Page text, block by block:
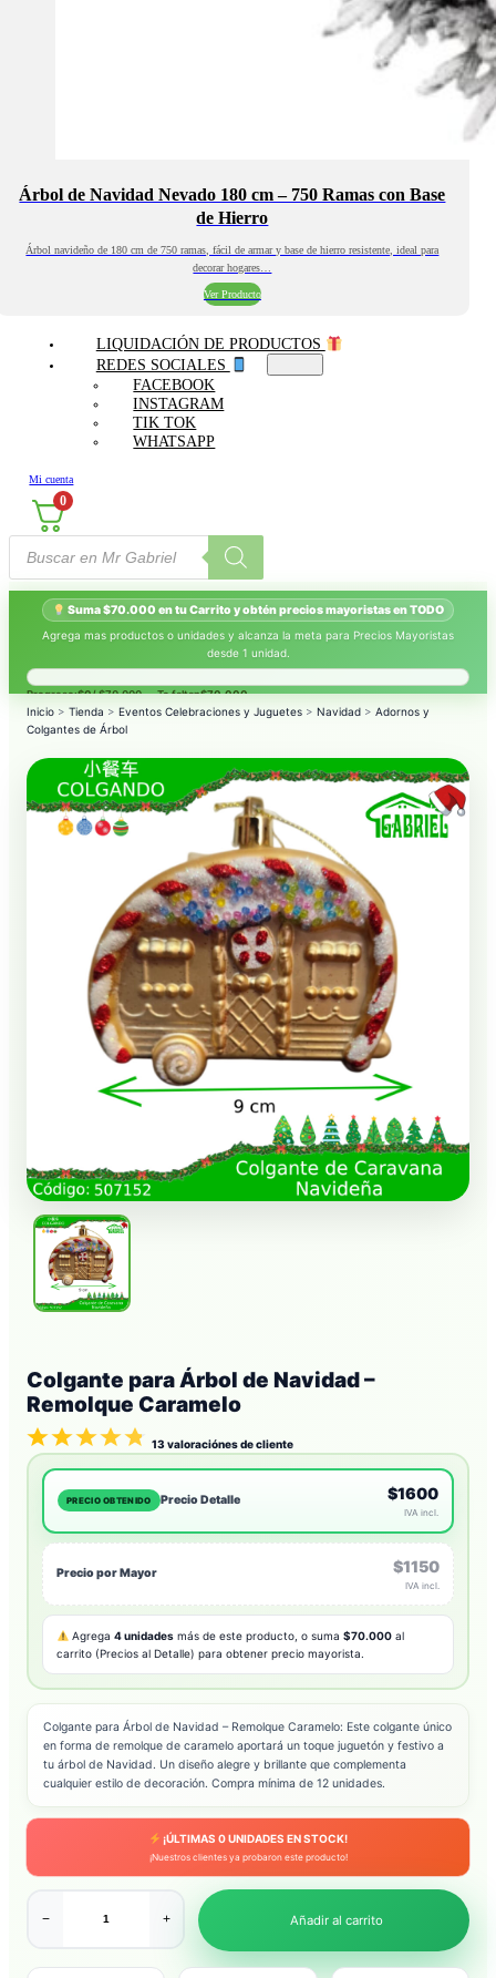
Árbol de Navidad Nevado 180 cm – 750 Ramas con Base
de Hierro
Árbol navideño de 180 cm de 750 ramas, fácil de armar y base de hierro resistente, ideal para
decorar hogares…
Ver Producto
LIQUIDACIÓN DE PRODUCTOS
REDES SOCIALES
FACEBOOK
INSTAGRAM
TIK TOK
WHATSAPP
Mi cuenta
0
Búsqueda
productos
Suma $70.000 en tu Carrito y obtén precios mayoristas en TODO
Agrega mas productos o unidades y alcanza la meta para Precios Mayoristas
desde 1 unidad.
Progreso:$0/ $70.000 — Te faltan$70.000.
Inicio > Tienda > Eventos Celebraciones y Juguetes > Navidad > Adornos y
Colgantes de Árbol
Colgante para Árbol de Navidad –
Remolque Caramelo
13 valoraciónes de cliente
PRECIO OBTENIDO Precio Detalle $1600
IVA incl.
Precio por Mayor $1150
IVA incl.
Agrega4 unidades más de este producto, o suma$70.000 al
carrito (Precios al Detalle) para obtener precio mayorista.
Colgante para Árbol de Navidad – Remolque Caramelo: Este colgante único
en forma de remolque de caramelo aportará un toque juguetón y festivo a
tu árbol de Navidad. Un diseño alegre y brillante que complementa
cualquier estilo de decoración. Compra mínima de 12 unidades.
¡ÚLTIMAS0UNIDADES EN STOCK!
¡Nuestros clientes ya probaron este producto!
− + Añadir al carrito